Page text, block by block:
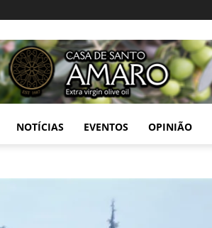
NOTÍCIAS EVENTOS OPINIÃO